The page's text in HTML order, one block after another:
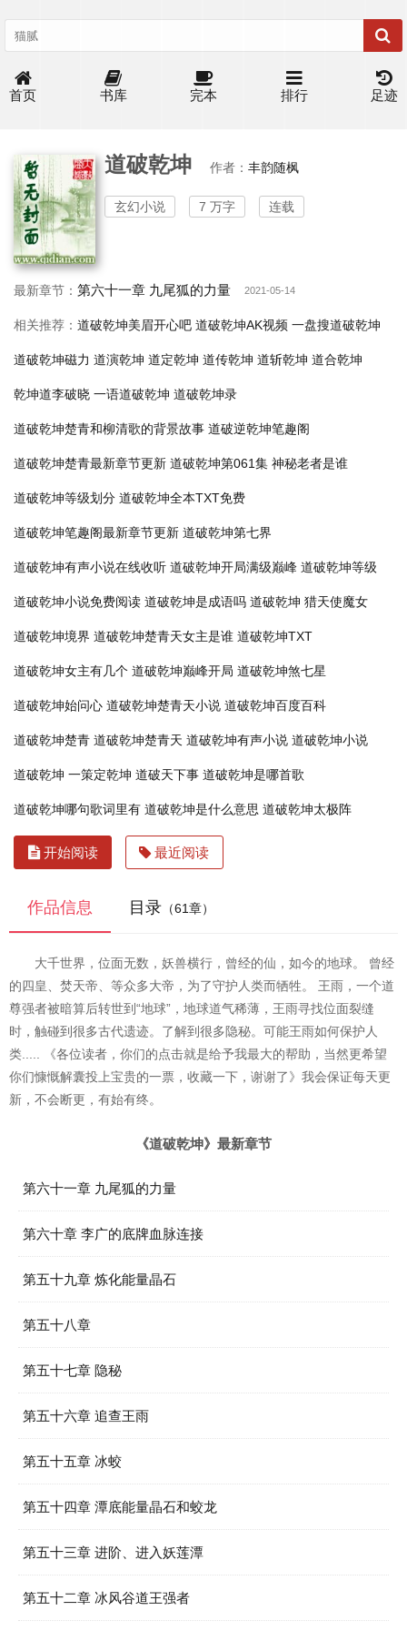
首页 书库 完本 排行 足迹
道破乾坤 作者： 丰韵随枫
玄幻小说 7 万字 连载
最新章节： 第六十一章 九尾狐的力量 2021-05-14
相关推荐： 道破乾坤美眉开心吧 道破乾坤AK视频 一盘搜道破乾坤
道破乾坤磁力 道演乾坤 道定乾坤 道传乾坤 道斩乾坤 道合乾坤
乾坤道李破晓 一语道破乾坤 道破乾坤录
道破乾坤楚青和柳清歌的背景故事 道破逆乾坤笔趣阁
道破乾坤楚青最新章节更新 道破乾坤第061集 神秘老者是谁
道破乾坤等级划分 道破乾坤全本TXT免费
道破乾坤笔趣阁最新章节更新 道破乾坤第七界
道破乾坤有声小说在线收听 道破乾坤开局满级巅峰 道破乾坤等级
道破乾坤小说免费阅读 道破乾坤是成语吗 道破乾坤 猎天使魔女
道破乾坤境界 道破乾坤楚青天女主是谁 道破乾坤TXT
道破乾坤女主有几个 道破乾坤巅峰开局 道破乾坤煞七星
道破乾坤始问心 道破乾坤楚青天小说 道破乾坤百度百科
道破乾坤楚青 道破乾坤楚青天 道破乾坤有声小说 道破乾坤小说
道破乾坤 一策定乾坤 道破天下事 道破乾坤是哪首歌
道破乾坤哪句歌词里有 道破乾坤是什么意思 道破乾坤太极阵
开始阅读 最近阅读
作品信息 目录 （61章）
大千世界，位面无数，妖兽横行，曾经的仙，如今的地球。 曾经
的四皇、焚天帝、等众多大帝，为了守护人类而牺牲。 王雨，一个道
尊强者被暗算后转世到“地球”，地球道气稀薄，王雨寻找位面裂缝
时，触碰到很多古代遗迹。了解到很多隐秘。可能王雨如何保护人
类..... 《各位读者，你们的点击就是给予我最大的帮助，当然更希望
你们慷慨解囊投上宝贵的一票，收藏一下，谢谢了》我会保证每天更
新，不会断更，有始有终。
《道破乾坤》最新章节
第六十一章 九尾狐的力量
第六十章 李广的底牌血脉连接
第五十九章 炼化能量晶石
第五十八章
第五十七章 隐秘
第五十六章 追查王雨
第五十五章 冰蛟
第五十四章 潭底能量晶石和蛟龙
第五十三章 进阶、进入妖莲潭
第五十二章 冰风谷道王强者